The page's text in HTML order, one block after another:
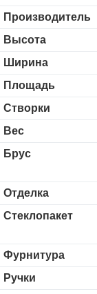
Производитель
Высота
Ширина
Площадь
Створки
Вес
Брус
Отделка
Стеклопакет
Фурнитура
Ручки